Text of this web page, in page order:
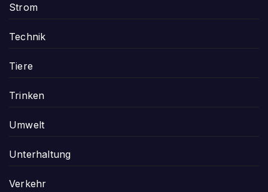
Strom
Technik
Tiere
Trinken
Umwelt
Unterhaltung
Verkehr